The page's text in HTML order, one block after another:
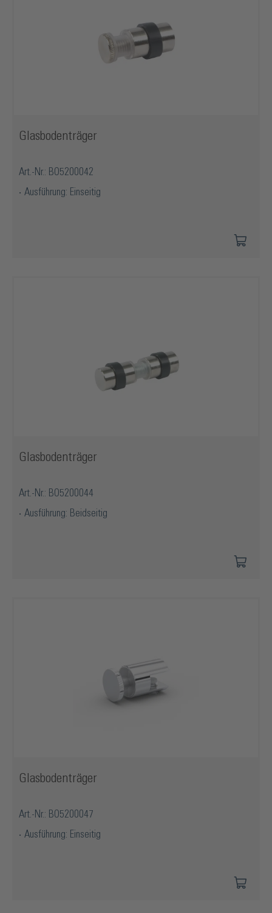
Glasbodenträger
Art.-Nr.: BO5200042
Ausführung: Einseitig
Glasbodenträger
Art.-Nr.: BO5200044
Ausführung: Beidseitig
Glasbodenträger
Art.-Nr.: BO5200047
Ausführung: Einseitig